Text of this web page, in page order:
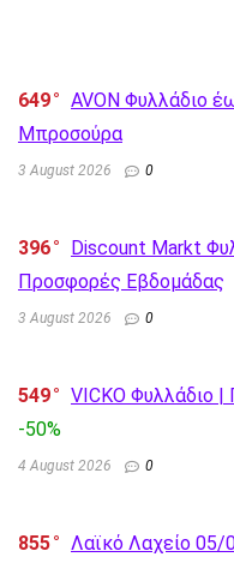
649
AVON Φυλλάδιο
Μπροσούρα
3 August 2026 0
396
Discount Markt
Προσφορές Εβδομάδας
3 August 2026 0
549
VICKO Φυλλάδιο
-50%
4 August 2026 0
855
Λαϊκό Λαχείο